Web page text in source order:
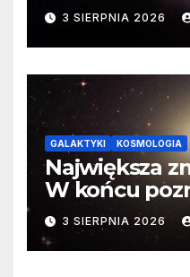
3 SIERPNIA 2026
GALAKTYKI KOSMOLOGIA
Największa
W końcu
faktyczne
3 SIERPNIA 2026